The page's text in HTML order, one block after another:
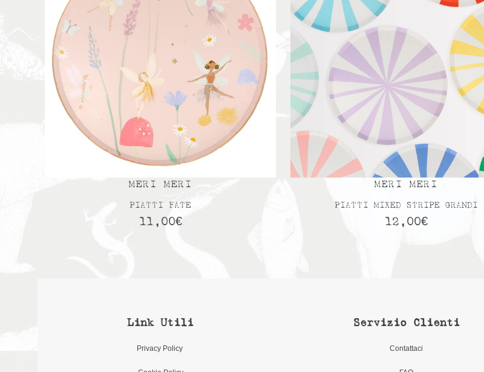
MERI MERI
PIATTI FATE
11,00€
MERI MERI
PIATTI MIXED STRIPE GRANDI
12,00€
Link Utili
Privacy Policy
Servizio Clienti
Contattaci